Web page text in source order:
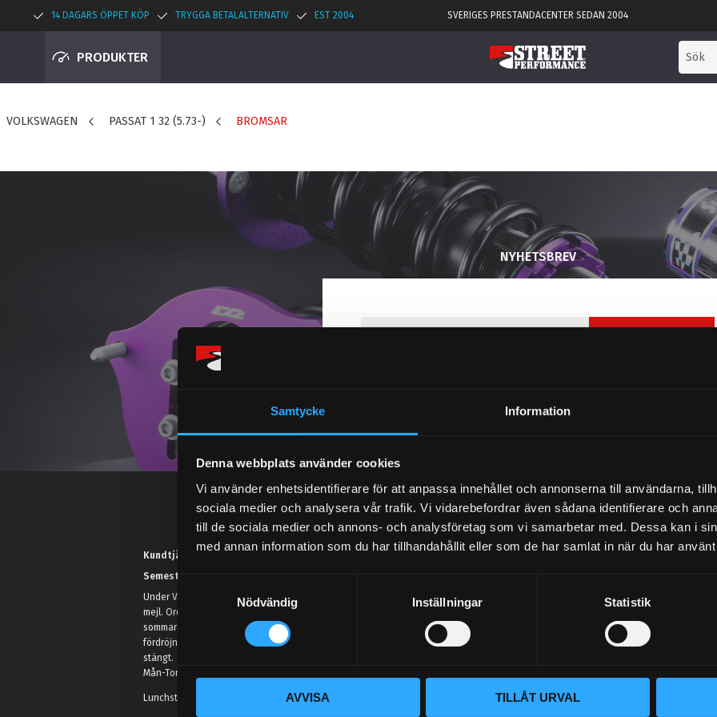
Samtycke Information
Denna webbplats använder cookies
Vi använder enhetsidentifierare för att anpassa innehållet och annonserna till användarna,
sociala medier och analysera vår trafik. Vi vidarebefordrar även sådana identifierare och
till de sociala medier och annons- och analysföretag som vi samarbetar med. Dessa kan i
med annan information som du har tillhandahållit eller som de har samlat in när du har
S
k
Nödvändig Inställningar Statistik
AVVISA TILLÅT URVAL
14 DAGARS ÖPPET KÖP TRYGGA BETALALTERNATIV EST 2004 SVERIGES PRESTANDACENTER SEDAN 2004
PRODUKTER
VOLKSWAGEN PASSAT 1 32 (5.73-) BROMSAR
NYHETSBREV
Kundtjänst telefon:
Semestertider.
Under V.27 - V.33 nås vi enbart på
mejl. Ordrar skickas under
sommaren men med viss
fördröjning. 2/7 -9/7 är det helt
stängt.
Mån-Tors: 10:30-15:00
Lunchstängt 12:00-13:00
KUNSKAPSCENTER
Vi lever och andas prestanda.
– du hittar rätt bildelar. Vi
oavsett om det gäller bana,